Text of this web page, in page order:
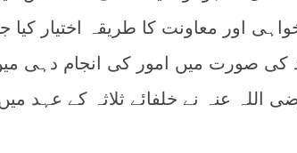
اور معاونت کا طریقہ اختیار کیا
کی صورت میں امور کی انجام دہی
عنہ نے خلفائے ثلاثہ کے عہد